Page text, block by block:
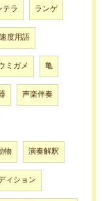
テラ ランゲ
速度用語
ミガメ 亀
声楽伴奏
物 演奏解釈
ィション